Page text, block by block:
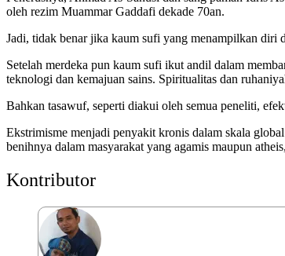
oleh rezim Muammar Gaddafi dekade 70an.
Jadi, tidak benar jika kaum sufi yang menampilkan diri
Setelah merdeka pun kaum sufi ikut andil dalam
teknologi dan kemajuan sains. Spiritualitas dan
Bahkan tasawuf, seperti diakui oleh semua peneliti,
Ekstrimisme menjadi penyakit kronis dalam skala
benihnya dalam masyarakat yang agamis maupun
Kontributor